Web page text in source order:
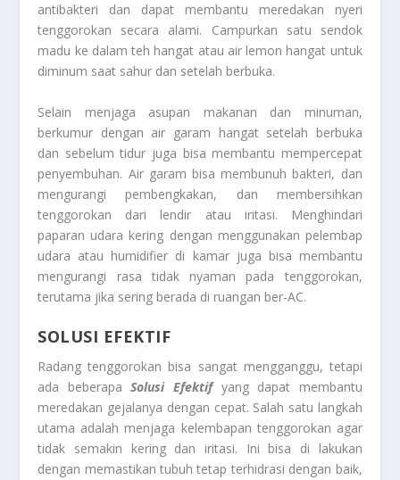
antibakteri dan dapat membantu meredakan nyeri
tenggorokan secara alami. Campurkan satu sendok
madu ke dalam teh hangat atau air lemon hangat untuk
diminum saat sahur dan setelah berbuka.
Selain menjaga asupan makanan dan minuman,
berkumur dengan air garam hangat setelah berbuka
dan sebelum tidur juga bisa membantu mempercepat
penyembuhan. Air garam bisa membunuh bakteri, dan
mengurangi pembengkakan, dan membersihkan
tenggorokan dari lendir atau iritasi. Menghindari
paparan udara kering dengan menggunakan pelembap
udara atau humidifier di kamar juga bisa membantu
mengurangi rasa tidak nyaman pada tenggorokan,
terutama jika sering berada di ruangan ber-AC.
SOLUSI EFEKTIF
Radang tenggorokan bisa sangat mengganggu, tetapi
ada beberapaSolusi Efektifyang dapat membantu
meredakan gejalanya dengan cepat. Salah satu langkah
utama adalah menjaga kelembapan tenggorokan agar
tidak semakin kering dan iritasi. Ini bisa di lakukan
dengan memastikan tubuh tetap terhidrasi dengan baik,